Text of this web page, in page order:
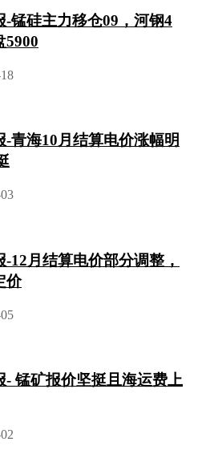
锰硅主力移仓09，河钢4
5900
青海10月结算电价涨幅明
12月结算电价部分调整，
价
- 锰矿报价坚挺且海运费上